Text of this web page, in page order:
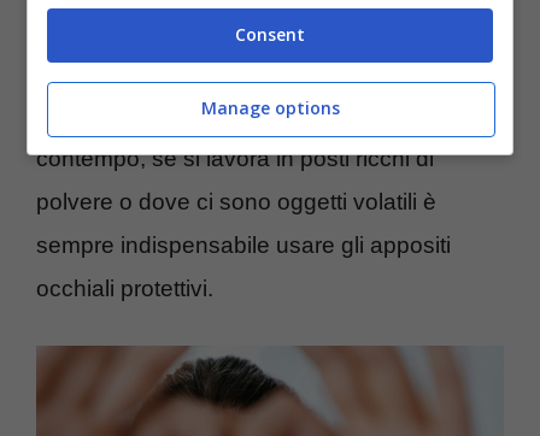
importante usare sempre degli occhiali da
chermare gli occhi dai raggi solari
contempo, se si lavora in posti ricchi di
polvere o dove ci sono oggetti volatili è
sempre indispensabile usare gli appositi
occhiali protettivi.
Consent
Manage options